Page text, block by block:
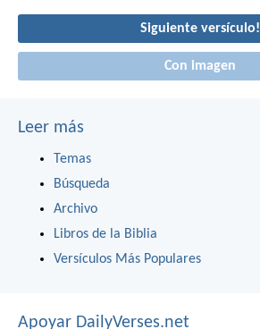
Siguiente versículo!
Con imagen
Leer más
Temas
Búsqueda
Archivo
Libros de la Biblia
Versículos Más Populares
Apoyar DailyVerses.net